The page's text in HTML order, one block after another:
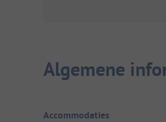
Algemene
Accommodaties